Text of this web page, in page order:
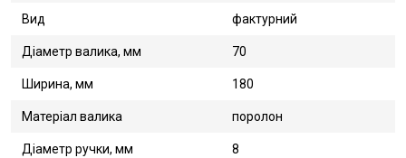
Вид фактурний
Діаметр валика, мм 70
Ширина, мм 180
Матеріал валика поролон
Діаметр ручки, мм 8